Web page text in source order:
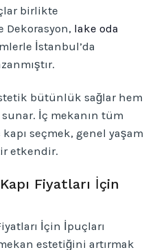
birlikte
lake oda
İstanbul’da
bütünlük sağlar hem
İç mekanın tüm
seçmek, genel yaşam
etkendir.
Fiyatları İçin
İçin İpuçları
estetiğini artırmak